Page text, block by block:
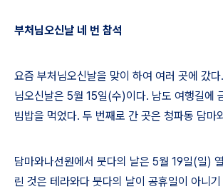
부처님오신날 네 번 참석
요즘 부처님오신날을 맞이 하여 여러 곳에 갔다.
님오신날은 5월 15일(수)이다. 남도 여행길에
빔밥을 먹었다. 두 번째로 간 곳은 청파동 담마
담마와나선원에서 붓다의 날은 5월 19일(일)
린 것은 테라와다 붓다의 날이 공휴일이 아니